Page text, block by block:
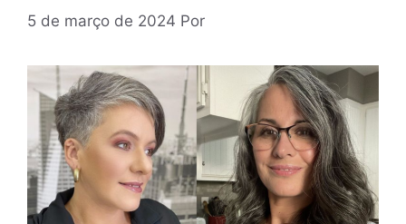
5 de março de 2024 Por